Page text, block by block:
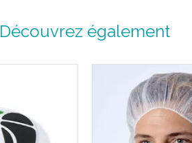
Taille unique.
Vendues par paire.
Découvrez également